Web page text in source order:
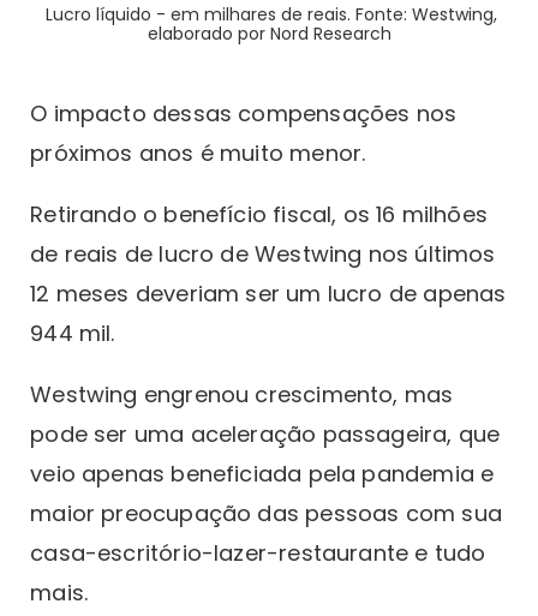
Lucro líquido - em milhares de reais. Fonte: Westwing,
elaborado por Nord Research
O impacto dessas compensações nos
próximos anos é muito menor.
Retirando o benefício fiscal, os 16 milhões
de reais de lucro de Westwing nos últimos
12 meses deveriam ser um lucro de apenas
944 mil.
Westwing engrenou crescimento, mas
pode ser uma aceleração passageira, que
veio apenas beneficiada pela pandemia e
maior preocupação das pessoas com sua
casa-escritório-lazer-restaurante e tudo
mais.